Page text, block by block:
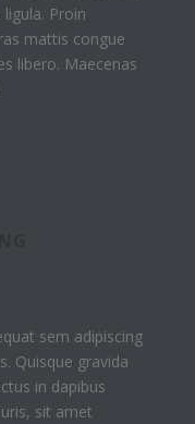
Proin
mattis congue
libero. Maecenas
sem adipiscing
Quisque gravida
in dapibus
sit amet